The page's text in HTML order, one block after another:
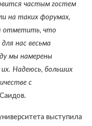
частым гостем
на таких форумах,
отметить, что
нас весьма
мы намерены
Надеюсь, больших
с
выступила